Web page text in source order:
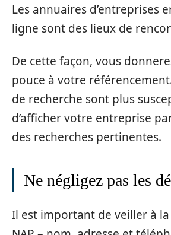
Les annuaires d’entreprises
ligne sont des lieux de
De cette façon, vous
pouce à votre
de recherche sont plus
d’afficher votre entreprise
des recherches pertinentes.
Ne négligez pas les
Il est important de veiller à